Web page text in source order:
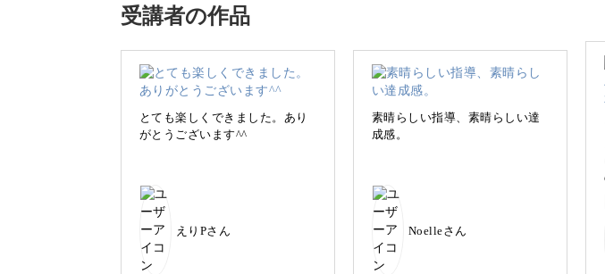
私が主に使っているのは、樹脂が原料となった樹脂粘土です。
紙粘土と同じように着色することができ、乾燥させるとカチコチに
扱いやすい素材なので、初心者さんでもすぐにミニチュア作りを
受講者の作品
とても楽しくできました。あり
がとうございます^^
えりPさん
素晴らしい指導、素晴らしい達
成感。
Noelleさん